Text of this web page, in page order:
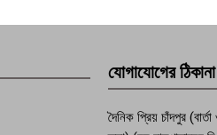
যোগাযোগের ঠিকানা
দৈনিক প্রিয় চাঁদপুর